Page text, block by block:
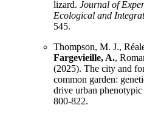
lizard. Journal of
Ecological and
545.
Thompson, M. J.,
Fargevieille, A.,
(2025). The city and
common garden:
drive urban phenotypic
800-822.